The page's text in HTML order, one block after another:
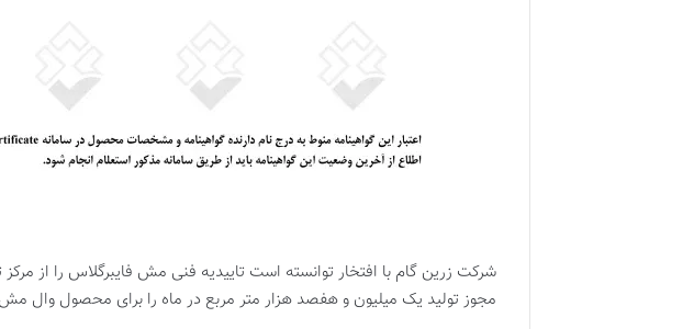
شرکت زرین گام با افتخار توانسته است تاییدیه فنی مش فایبرگلاس را از
مجوز تولید یک میلیون و هفصد هزار متر مربع در ماه را برای محصول وال